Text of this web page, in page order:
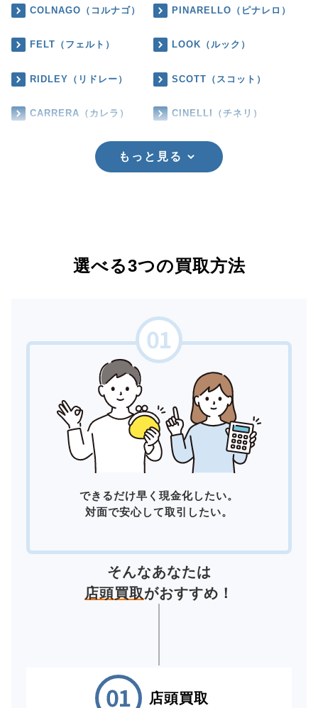
COLNAGO（コルナゴ） PINARELLO（ピナレロ）
FELT（フェルト） LOOK（ルック）
RIDLEY（リドレー） SCOTT（スコット）
CARRERA（カレラ） CINELLI（チネリ）
もっと見る
選べる3つの買取方法
できるだけ早く現金化したい。
対面で安心して取引したい。
そんなあなたは
店頭買取がおすすめ！
店頭買取